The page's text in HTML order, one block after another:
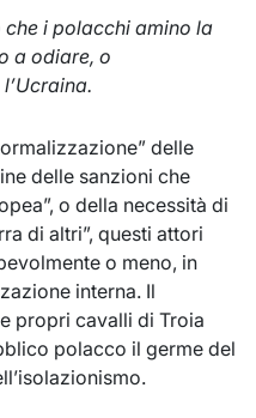
i polacchi amino la
a odiare, o
delle
delle sanzioni che
o della necessità di
di altri”, questi attori
o meno, in
interna. Il
propri cavalli di Troia
polacco il germe del